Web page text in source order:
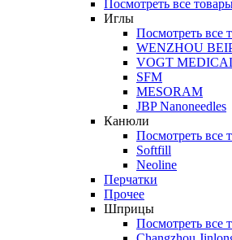
Посмотреть все
Иглы
Посмотреть все
WENZHOU
VOGT
SFM
MESORAM
JBP Nanoneedles
Канюли
Посмотреть все
Softfill
Neoline
Перчатки
Прочее
Шприцы
Посмотреть все